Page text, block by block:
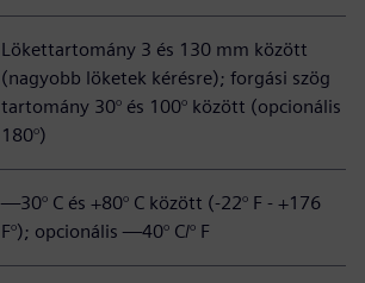
Lökettartomány 3 és 130 mm között
(nagyobb löketek kérésre); forgási szög
tartomány 30° és 100° között (opcionális
180°)
—30° C és +80° C között (-22° F - +176
F°); opcionális —40° C/° F